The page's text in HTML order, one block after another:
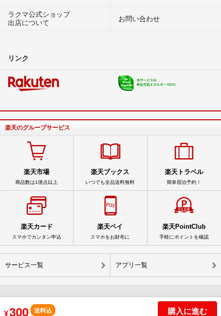
¥300 送料込 購入に進む
ラクマ公式ショップ
出店について
お問い合わせ
リンク
楽天のグループサービス
楽天市場
商品数は1億点以上
楽天ブックス
いつでも全品送料無料
楽天トラベル
簡単宿泊予約！
楽天カード
スマホでカンタン申込
楽天ペイ
スマホをお財布に
楽天PointClub
手軽にポイントを確認
サービス一覧 アプリ一覧